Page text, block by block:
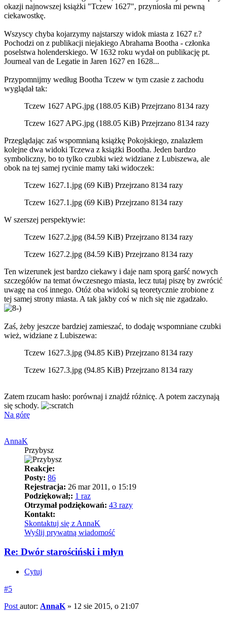
okazji najnowszej książki "Tczew 1627", przyniosła mi pewną
ciekawostkę.
Wszyscy chyba kojarzymy najstarszy widok miasta z 1627 r.?
Pochodzi on z publikacji niejakiego Abrahama Bootha - członka
poselstwa holenderskiego. W 1632 roku wydał on publikację pt.
Journeal van de Legatie in Jaren 1627 en 1628...
Przypomnijmy według Bootha Tczew w tym czasie z zachodu
wyglądał tak:
Tczew 1627 APG.jpg (188.05 KiB) Przejrzano 8134 razy
Tczew 1627 APG.jpg (188.05 KiB) Przejrzano 8134 razy
Przeglądając zaś wspomnianą książkę Pokojskiego, znalazłem
kolejne dwa widoki Tczewa z książki Bootha. Jeden bardzo
symboliczny, bo to tylko czubki wież widziane z Lubiszewa, ale
obok na tej samej rycinie mamy taki widoczek:
Tczew 1627.1.jpg (69 KiB) Przejrzano 8134 razy
Tczew 1627.1.jpg (69 KiB) Przejrzano 8134 razy
W szerszej perspektywie:
Tczew 1627.2.jpg (84.59 KiB) Przejrzano 8134 razy
Tczew 1627.2.jpg (84.59 KiB) Przejrzano 8134 razy
Ten wizerunek jest bardzo ciekawy i daje nam sporą garść nowych
szczegółów na temat ówczesnego miasta, lecz tutaj piszę by zwrócić
uwagę na coś innego. Otóż oba widoki są teoretycznie zrobione z
tej samej strony miasta. A tak jakby coś w nich się nie zgadzało.
Zaś, żeby jeszcze bardziej zamieszać, to dodaję wspomniane czubki
wież, widziane z Lubiszewa:
Tczew 1627.3.jpg (94.85 KiB) Przejrzano 8134 razy
Tczew 1627.3.jpg (94.85 KiB) Przejrzano 8134 razy
Zatem rzucam hasło: porównaj i znajdź różnicę. A potem zaczynają
się schody.
Na górę
AnnaK
Przybysz
Reakcje:
Posty: 86
Rejestracja: 26 mar 2011, o 15:19
Podziękował;: 1 raz
Otrzymał podziękowań: 43 razy
Kontakt:
Skontaktuj się z AnnaK
Wyślij prywatną wiadomość
Re: Dwór starościński i młyn
Cytuj
#5
Post autor: AnnaK » 12 sie 2015, o 21:07